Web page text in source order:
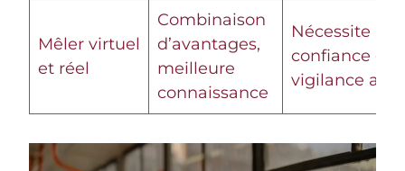
Mêler virtuel
et réel
Combinaison
d’avantages,
meilleure
connaissance
Nécessite
confiance et
vigilance